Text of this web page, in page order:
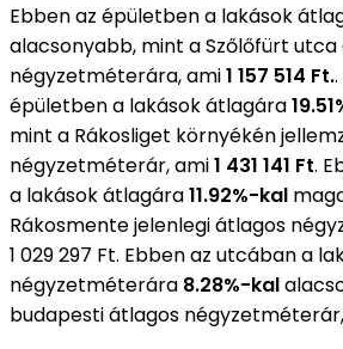
Ebben az épületben a lakások
alacsonyabb, mint a Szőlőfürt
négyzetméterára, ami1 157 514 Ft.
épületben a lakások átlagára
mint a Rákosliget környékén
négyzetméterár, ami1 431 141 Ft.
a lakások átlagára11.92%-kal
Rákosmente jelenlegi átlagos
1 029 297 Ft. Ebben az utcában a
négyzetméterára 8.28%-kal
budapesti átlagos